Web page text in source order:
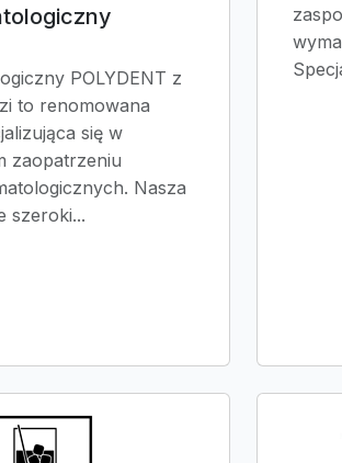
POLYDENT z
to renomowana
się w
zaopatrzeniu
Nasza
szeroki...